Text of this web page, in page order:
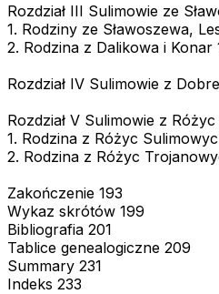
Rozdział III Sulimowie ze
1. Rodziny ze Sławoszewa,
2. Rodzina z Dalikowa i Konar
Rozdział IV Sulimowie z
Rozdział V Sulimowie z Różyc
1. Rodzina z Różyc
2. Rodzina z Różyc
Zakończenie 193
Wykaz skrótów 199
Bibliografia 201
Tablice genealogiczne 209
Summary 231
Indeks 233